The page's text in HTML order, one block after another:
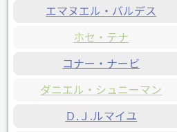
エマヌエル・バルデス
ホセ・テナ
コナー・ナービ
ダニエル・シュニーマン
Ｄ.Ｊ.ルマイユ